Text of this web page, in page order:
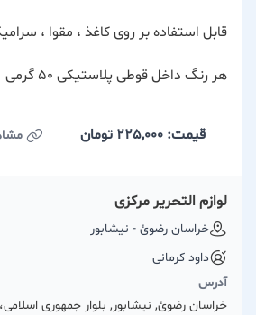
قابل استفاده بر روی کاغذ ، مقوا ،
هر رنگ داخل قوطی پلاستیکی ۵۰ گرمی
قیمت: 225,000 تومان
لوازم التحریر مرکزی
خراسان رضوئ - نیشابور
داود کرمانی
آدرس
خراسان رضوئ, نیشابور, بلوار جمهوری